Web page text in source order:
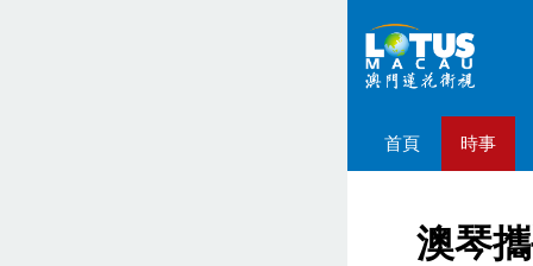
首頁 時事
澳琴